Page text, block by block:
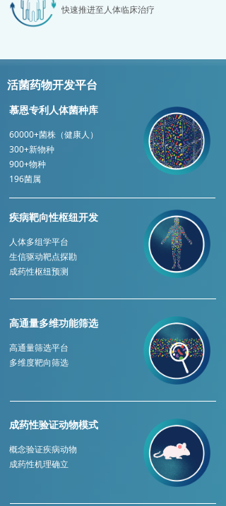
快速推进至人体临床治疗
活菌药物开发平台
慕恩专利人体菌种库
60000+菌株（健康人）
300+新物种
900+物种
196菌属
疾病靶向性枢纽开发
人体多组学平台
生信驱动靶点探勘
成药性枢纽预测
高通量多维功能筛选
高通量筛选平台
多维度靶向筛选
成药性验证动物模式
概念验证疾病动物
成药性机理确立